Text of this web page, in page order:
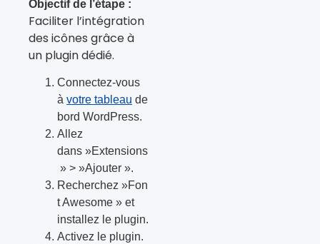
Objectif de l’étape :
Faciliter l’intégration
des icônes grâce à
un plugin dédié.
Connectez-vous
à votre tableau de
bord WordPress.
Allez
dans »Extensions
» > »Ajouter ».
Recherchez »Fon
t Awesome » et
installez le plugin.
Activez le plugin.